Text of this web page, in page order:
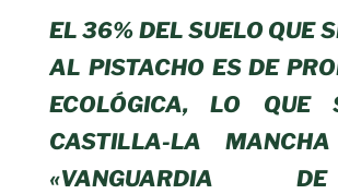
EL 36% DEL SUELO QUE
AL PISTACHO ES DE
ECOLÓGICA, LO QUE
CASTILLA-LA
«VANGUARDIA